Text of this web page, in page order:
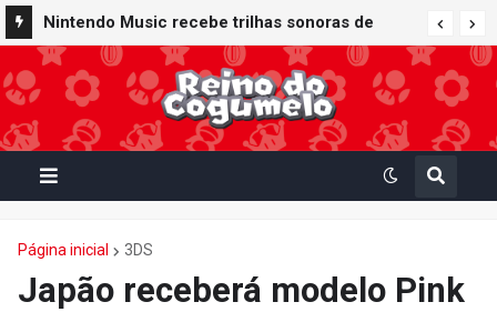
Nintendo Music recebe trilhas sonoras de
Virtual Boy Wario Land, Mario Clash e Mario's
Tennis em adição histórica ao catálogo
Página inicial 3DS
Japão receberá modelo Pink